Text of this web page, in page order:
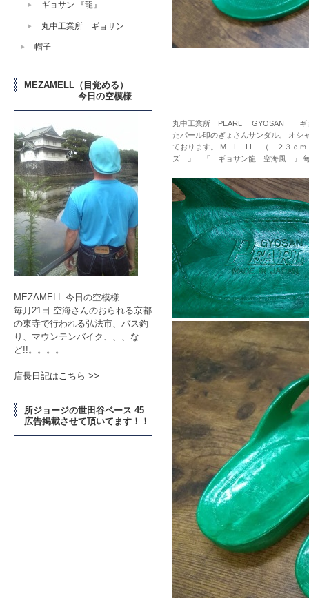
丸中工業所 PEARL GYOSAN ギョ
たパール印のぎょさんサンダル。 オシ
ております。 M L LL （ ２３ｃ
ズ 』 『 ギョサン龍 空海風 』 毎月
ギョサン 『龍』
丸中工業所 ギョサン
帽子
MEZAMELL（目覚める）
今日の空模様
MEZAMELL 今日の空模様
毎月21日 空海さんのおられる京都
の東寺で行われる弘法市、バス釣
り、マウンテンバイク、、、な
ど!!。。。。
店長日記はこちら >>
所ジョージの世田谷ベース 45
広告掲載させて頂いてます！！